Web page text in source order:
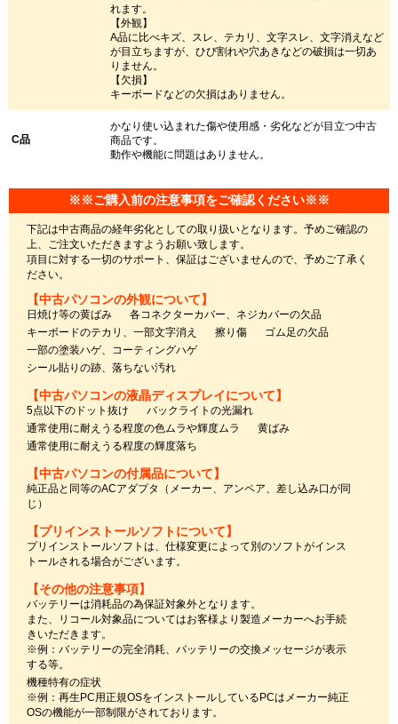
れます。
【外観】
A品に比べキズ、スレ、テカリ、文字スレ、文字消えなど
が目立ちますが、ひび割れや穴あきなどの破損は一切あ
りません。
【欠損】
キーボードなどの欠損はありません。
C品
かなり使い込まれた傷や使用感・劣化などが目立つ中古
商品です。
動作や機能に問題はありません。
※※ご購入前の注意事項をご確認ください※※
下記は中古商品の経年劣化としての取り扱いとなります。予めご確認の
上、ご注文いただきますようお願い致します。
項目に対する一切のサポート、保証はございませんので、予めご了承く
ださい。
【中古パソコンの外観について】
日焼け等の黄ばみ
各コネクターカバー、ネジカバーの欠品
キーボードのテカリ、一部文字消え
擦り傷
ゴム足の欠品
一部の塗装ハゲ、コーティングハゲ
シール貼りの跡、落ちない汚れ
【中古パソコンの液晶ディスプレイについて】
5点以下のドット抜け
バックライトの光漏れ
通常使用に耐えうる程度の色ムラや輝度ムラ
黄ばみ
通常使用に耐えうる程度の輝度落ち
【中古パソコンの付属品について】
純正品と同等のACアダプタ（メーカー、アンペア、差し込み口が同
じ）
【プリインストールソフトについて】
プリインストールソフトは、仕様変更によって別のソフトがインス
トールされる場合がございます。
【その他の注意事項】
バッテリーは消耗品の為保証対象外となります。
また、リコール対象品についてはお客様より製造メーカーへお手続
きいただきます。
※例：バッテリーの完全消耗、バッテリーの交換メッセージが表示
する等。
機種特有の症状
※例：再生PC用正規OSをインストールしているPCはメーカー純正
OSの機能が一部制限がされております。